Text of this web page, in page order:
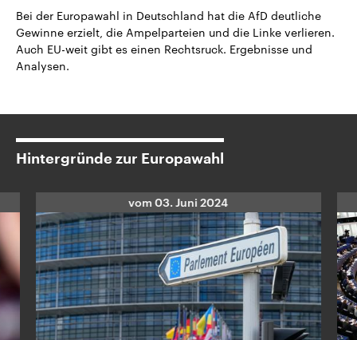
Bei der Europawahl in Deutschland hat die AfD deutliche
Gewinne erzielt, die Ampelparteien und die Linke verlieren.
Auch EU-weit gibt es einen Rechtsruck. Ergebnisse und
Analysen.
Hintergründe zur Europawahl
vom03. Juni 2024